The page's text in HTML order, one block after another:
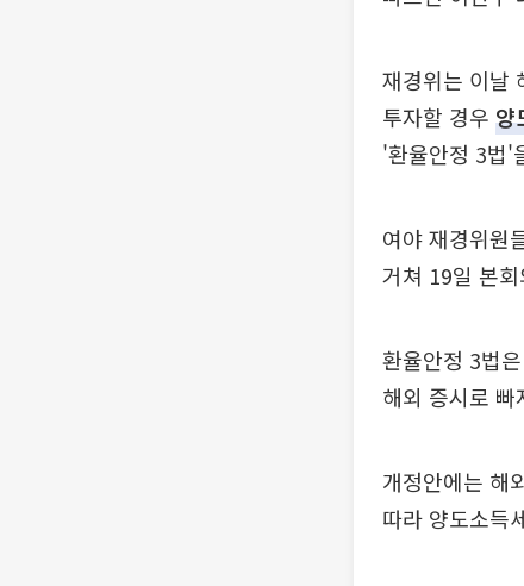
재경위는 이날
투자할 경우 양
'환율안정 3법'
여야 재경위원
거쳐 19일 본
환율안정 3법
해외 증시로
개정안에는 해
따라 양도소득